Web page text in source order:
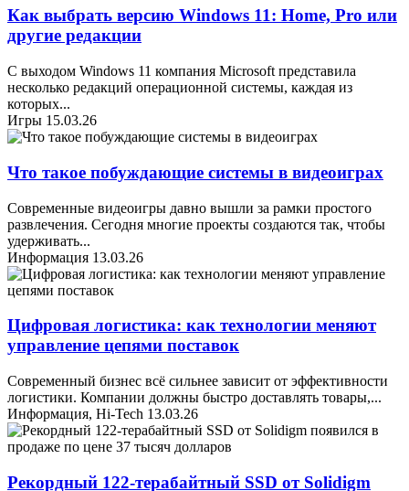
Как выбрать версию Windows 11: Home, Pro или
другие редакции
С выходом Windows 11 компания Microsoft представила
несколько редакций операционной системы, каждая из
которых...
Игры 15.03.26
Что такое побуждающие системы в видеоиграх
Современные видеоигры давно вышли за рамки простого
развлечения. Сегодня многие проекты создаются так, чтобы
удерживать...
Информация 13.03.26
Цифровая логистика: как технологии меняют
управление цепями поставок
Современный бизнес всё сильнее зависит от эффективности
логистики. Компании должны быстро доставлять товары,...
Информация, Hi-Tech 13.03.26
Рекордный 122-терабайтный SSD от Solidigm